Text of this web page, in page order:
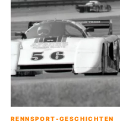
RENNSPORT-GESCHICHTEN